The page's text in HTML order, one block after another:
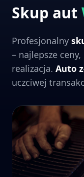
Skup aut
Profesjonalny
– najlepsze
realizacja. Auto
uczciwej